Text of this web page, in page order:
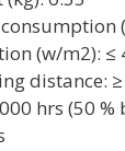
(w/m2): ≤
distance: ≥
hrs (50 %